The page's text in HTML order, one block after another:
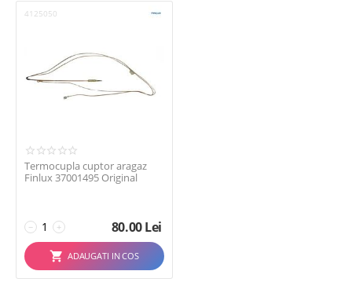
Blomberg
Bomann
Bosch
Finlux
Franke
Gorenje
Heinner
Indesit
Simfer
 AFISEAZA TOATE(24)
RESETATI
4125050
Termocupla cuptor aragaz
Finlux 37001495 Original
+
− 80.00Lei
ADAUGATI IN COS